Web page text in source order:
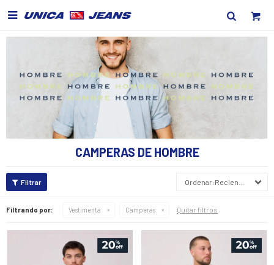

CAMPERAS DE HOMBRE
Recientes
Filtrando por: Vestimenta Camperas Quitar filtros